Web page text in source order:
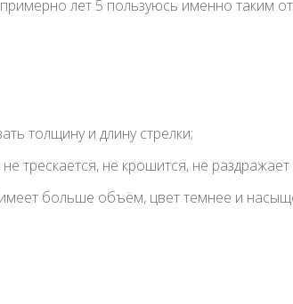
лет 5 пользуюсь именно таким
толщину и длину стрелки;
не крошится, не
имеет больше объём, цвет темнее и